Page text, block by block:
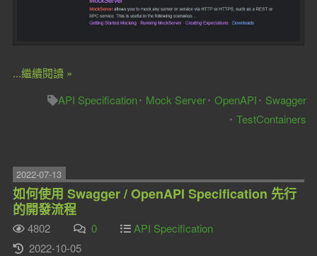
...繼續閱讀 »
API Specification
Mock Server OpenAPI
Swagger
TestContainers
2022-07-13
如何使用 Swagger / OpenAPI Specification 先行
的開發流程
4802 0
API Specification
2022-10-05